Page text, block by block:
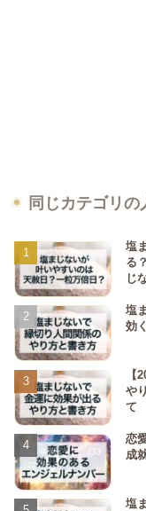
同じカテゴリの
塩
る
じ
塩
効
【
や
て
恋
成
塩